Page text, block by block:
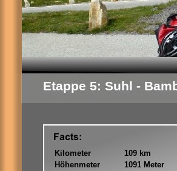
Etappe 5: Suhl -
Kilometer
109 km
Höhenmeter
1091 Meter